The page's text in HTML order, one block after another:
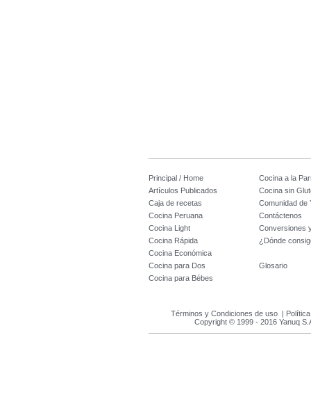
Principal / Home
Cocina a la
Artículos Publicados
Cocina sin
Caja de recetas
Comunidad de
Cocina Peruana
Contáctenos
Cocina Light
Conversiones
Cocina Rápida
¿Dónde
Cocina Económica
Cocina para Dos
Glosario
Cocina para Bébes
Términos y Condiciones de uso |
Copyright © 1999 - 2016 Yanuq